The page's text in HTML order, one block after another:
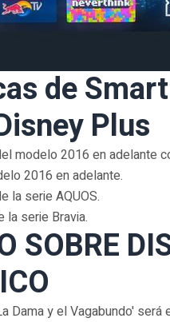
de
Plus
modelo 2016 en adelante
2016 en adelante.
la serie AQUOS.
la serie Bravia.
SOBRE
Dama y el Vagabundo'